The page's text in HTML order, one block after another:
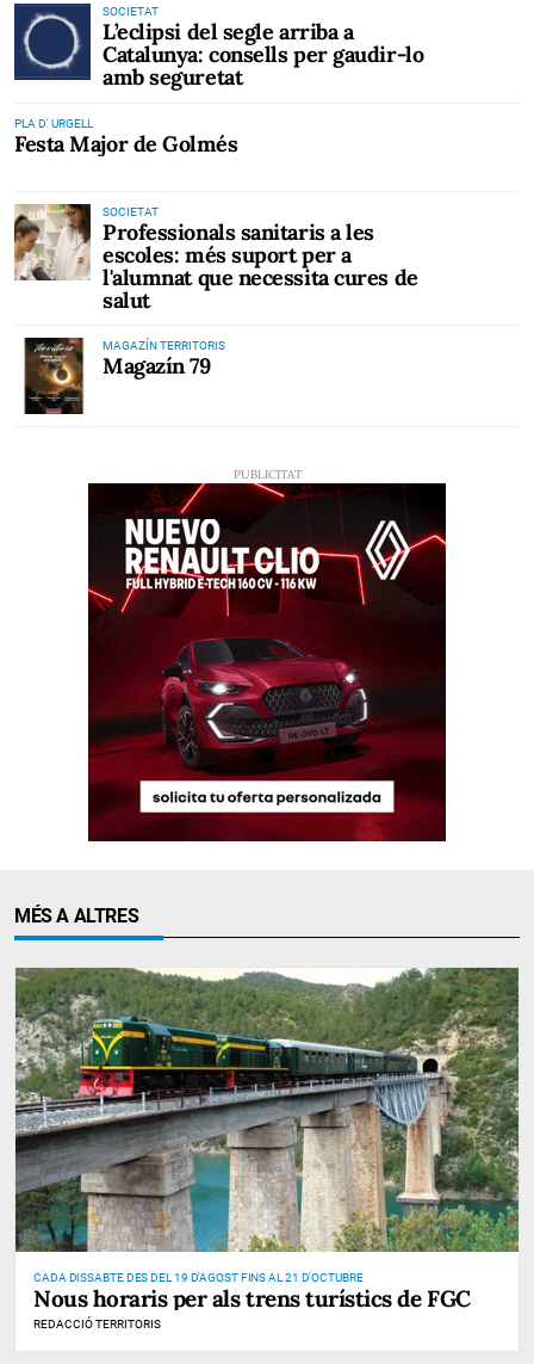
SOCIETAT
L’eclipsi del segle arriba a
Catalunya: consells per gaudir-lo
amb seguretat
PLA D' URGELL
Festa Major de Golmés
SOCIETAT
Professionals sanitaris a les
escoles: més suport per a
l'alumnat que necessita cures de
salut
MAGAZÍN TERRITORIS
Magazín 79
MÉS A ALTRES
CADA DISSABTE DES DEL 19 D'AGOST FINS AL 21 D'OCTUBRE
Nous horaris per als trens turístics de FGC
REDACCIÓ TERRITORIS